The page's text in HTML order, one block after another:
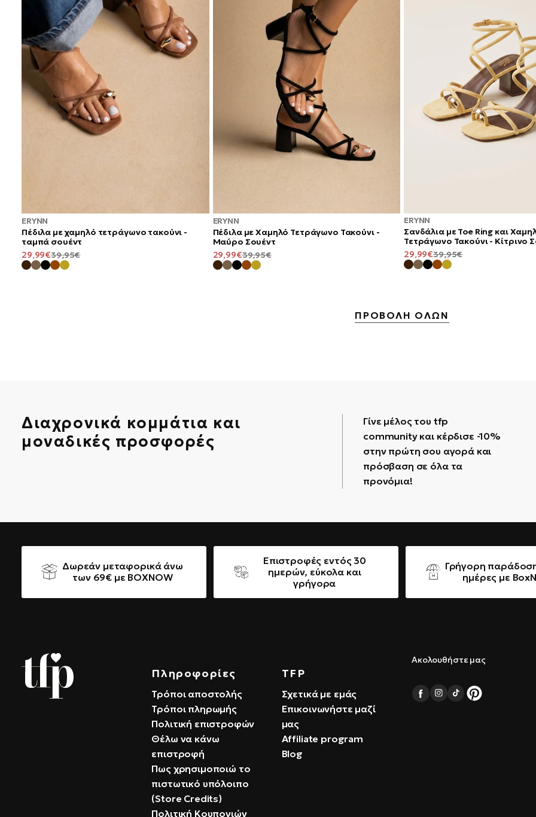
ERYNN
Πέδιλα με χαμηλό τετράγωνο τακούνι -
ταμπά σουέντ
ΚΑΝΟΝΙΚΉ
39,95€
ΤΙΜΉ
ΠΡΟΣΦΟΡΆΣ
29,99€
ERYNN
Πέδιλα με Χαμηλό Τετράγωνο Τακούνι -
Μαύρο Σουέντ
ΚΑΝΟΝΙΚΉ
39,95€
ΤΙΜΉ
ΠΡΟΣΦΟΡΆΣ
29,99€
ERYNN
Σανδάλια με Toe Ring και
Τετράγωνο Τακούνι - Κίτρινο
ΚΑΝΟΝΙΚΉ
39,95€
ΤΙΜΉ
ΠΡΟΣΦΟΡΆΣ
29,99€
ΠΡΟΒΟΛΗ ΟΛΩΝ
Διαχρονικά κομμάτια και
μοναδικές προσφορές
Γίνε μέλος του tfp
community και κέρδισε -10%
στην πρώτη σου αγορά και
πρόσβαση σε όλα τα
προνόμια!
Δωρεάν μεταφορικά άνω
των 69€ με BOXNOW
Επιστροφές εντός 30
ημερών, εύκολα και
γρήγορα
Γρήγορη
ημέρες με
Πληροφορίες
Τρόποι αποστολής
Τρόποι πληρωμής
Πολιτική επιστροφών
Θέλω να κάνω
επιστροφή
Πως χρησιμοποιώ το
πιστωτικό υπόλοιπο
(Store Credits)
Πολιτική Κουπονιών
TFP
Σχετικά με εμάς
Επικοινωνήστε μαζί
μας
Affiliate program
Blog
Ακολουθήστε μας